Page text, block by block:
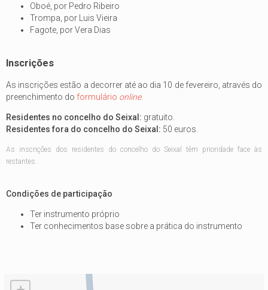
Oboé, por Pedro Ribeiro
Trompa, por Luis Vieira
Fagote, por Vera Dias
Inscrições
As inscrições estão a decorrer até ao dia 10 de fevereiro, através do
preenchimento do formulário online.
Residentes no concelho do Seixal: gratuito.
Residentes fora do concelho do Seixal: 50 euros.
As inscrições dos residentes do concelho do Seixal têm prioridade face às
restantes.
Condições de participação
Ter instrumento próprio
Ter conhecimentos base sobre a prática do instrumento